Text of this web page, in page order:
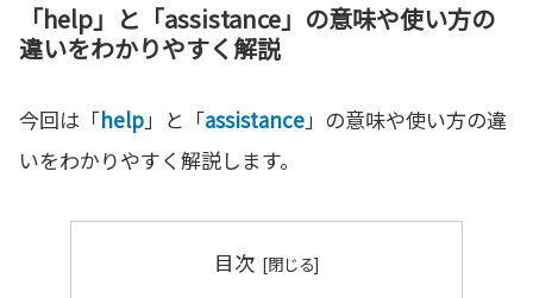
「help」と「assistance」の意味や使い方の
違いをわかりやすく解説
今回は「help」と「assistance」の意味や使い方の違
いをわかりやすく解説します。
目次